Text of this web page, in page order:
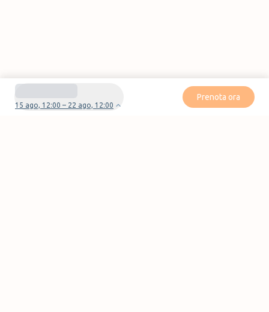
15 ago, 12:00 – 22 ago, 12:00
Prenota ora